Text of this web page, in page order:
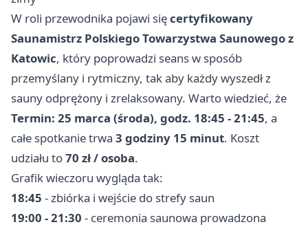
W roli przewodnika pojawi sięcertyfikowany
Saunamistrz Polskiego Towarzystwa Saunowego z
Katowic, który poprowadzi seans w sposób
przemyślany i rytmiczny, tak aby każdy wyszedł z
sauny odprężony i zrelaksowany. Warto wiedzieć, że
Termin: 25 marca (środa), godz. 18:45 - 21:45, a
całe spotkanie trwa 3 godziny 15 minut. Koszt
udziału to70 zł / osoba.
Grafik wieczoru wygląda tak:
18:45 - zbiórka i wejście do strefy saun
19:00 - 21:30 - ceremonia saunowa prowadzona